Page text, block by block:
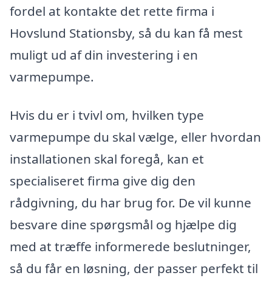
fordel at kontakte det rette firma i
Hovslund Stationsby, så du kan få mest
muligt ud af din investering i en
varmepumpe.
Hvis du er i tvivl om, hvilken type
varmepumpe du skal vælge, eller hvordan
installationen skal foregå, kan et
specialiseret firma give dig den
rådgivning, du har brug for. De vil kunne
besvare dine spørgsmål og hjælpe dig
med at træffe informerede beslutninger,
så du får en løsning, der passer perfekt til